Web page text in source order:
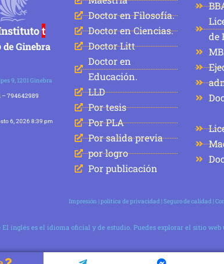
t
de Ginebra
9, 1201 Ginebra
– 794642989
6, 2026 8:39 pm
Doctor en Filosofía.
Doctor en Ciencias.
Doctor Litt
Doctor en
Educación.
LLD
Por tesis
Por PLA
Por salida previa
por logro
Por publicación
de
Impresión |política de privacidad |Seguro de calidad |
El inglés es el idioma oficial y de estudio. Puedes explorar el sitio